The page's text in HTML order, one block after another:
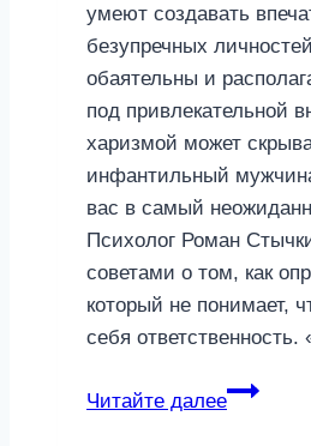
умеют создавать
безупречных
обаятельны и
под привлекательной
харизмой может
инфантильный
вас в самый
Психолог Роман
советами о том, как
который не понимает,
себя
Читайте далее
Четыре